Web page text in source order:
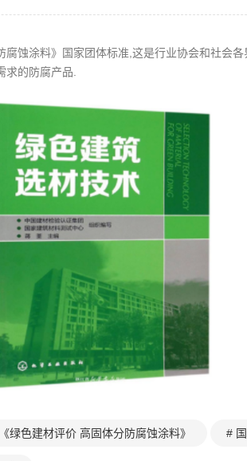
蚀涂料》国家团体标准,这是行业协会和社会
求的防腐产品.
绿色建材评价 高固体分防腐蚀涂料》 #